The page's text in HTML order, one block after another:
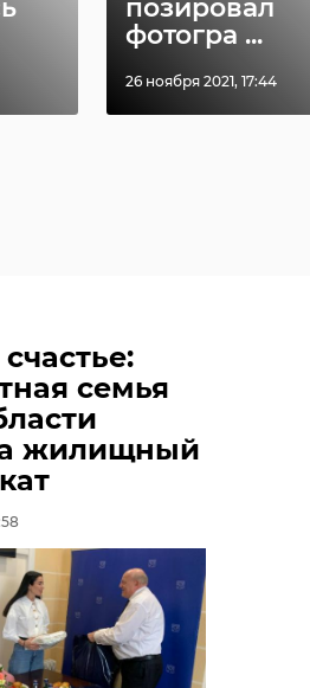
позировал
фотогра ...
26 ноября 2021, 17:44
семья
жилищный